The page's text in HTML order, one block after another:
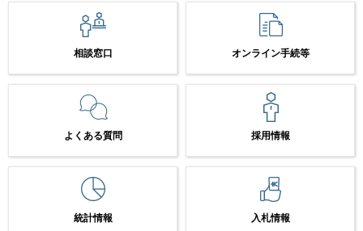
相談窓口 オンライン手続等
よくある質問 採用情報
統計情報 入札情報